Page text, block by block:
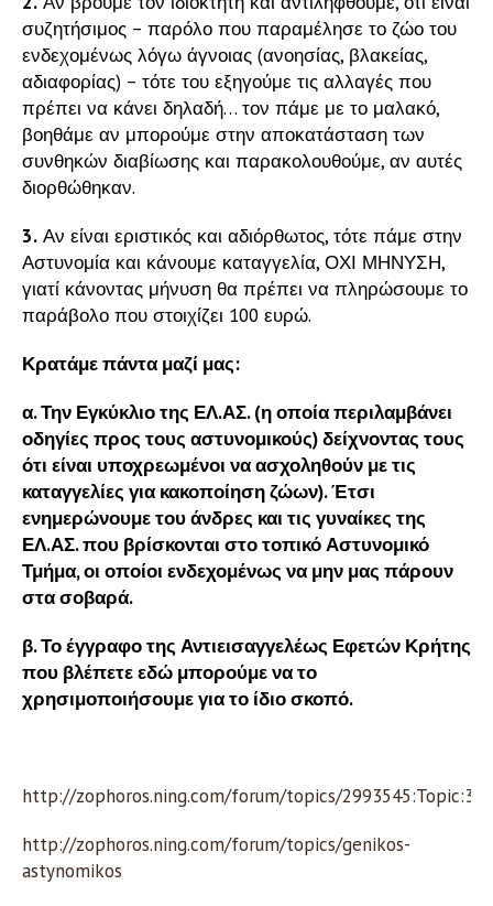
συζητήσιμος – παρόλο που παραμέλησε το ζώο του
ενδεχομένως λόγω άγνοιας (ανοησίας, βλακείας,
αδιαφορίας) – τότε του εξηγούμε τις αλλαγές που
πρέπει να κάνει δηλαδή… τον πάμε με το μαλακό,
βοηθάμε αν μπορούμε στην αποκατάσταση των
συνθηκών διαβίωσης και παρακολουθούμε, αν αυτές
διορθώθηκαν.
3. Αν είναι εριστικός και αδιόρθωτος, τότε πάμε στην
Αστυνομία και κάνουμε καταγγελία, ΟΧΙ ΜΗΝΥΣΗ,
γιατί κάνοντας μήνυση θα πρέπει να πληρώσουμε το
παράβολο που στοιχίζει 100 ευρώ.
Κρατάμε πάντα μαζί μας:
α. Την Εγκύκλιο της ΕΛ.ΑΣ. (η οποία περιλαμβάνει
οδηγίες προς τους αστυνομικούς) δείχνοντας τους
ότι είναι υποχρεωμένοι να ασχοληθούν με τις
καταγγελίες για κακοποίηση ζώων). Έτσι
ενημερώνουμε του άνδρες και τις γυναίκες της
ΕΛ.ΑΣ. που βρίσκονται στο τοπικό Αστυνομικό
Τμήμα, οι οποίοι ενδεχομένως να μην μας πάρουν
στα σοβαρά.
β. Το έγγραφο της Αντιεισαγγελέως Εφετών Κρήτης
που βλέπετε εδώ μπορούμε να το
χρησιμοποιήσουμε για το ίδιο σκοπό.
http://zophoros.ning.com/forum/topics/
http://zophoros.ning.com/forum/topics/genikos-
astynomikos